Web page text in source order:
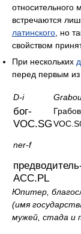
относительного
встречаются
латинского , но
свойством
При нескольких
перед первым из
D-i
бог-
VOC.SG
ner-f
ACC.PL
Юпитер,
(имя
мужей, стада и